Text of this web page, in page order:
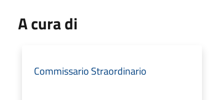
A cura di
Commissario Straordinario